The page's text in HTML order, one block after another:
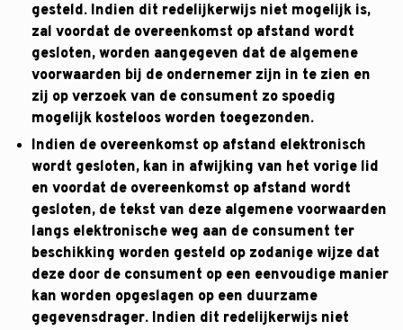
gesteld. Indien dit redelijkerwijs niet mogelijk is,
zal voordat de overeenkomst op afstand wordt
gesloten, worden aangegeven dat de algemene
voorwaarden bij de ondernemer zijn in te zien en
zij op verzoek van de consument zo spoedig
mogelijk kosteloos worden toegezonden.
Indien de overeenkomst op afstand elektronisch
wordt gesloten, kan in afwijking van het vorige lid
en voordat de overeenkomst op afstand wordt
gesloten, de tekst van deze algemene voorwaarden
langs elektronische weg aan de consument ter
beschikking worden gesteld op zodanige wijze dat
deze door de consument op een eenvoudige manier
kan worden opgeslagen op een duurzame
gegevensdrager. Indien dit redelijkerwijs niet